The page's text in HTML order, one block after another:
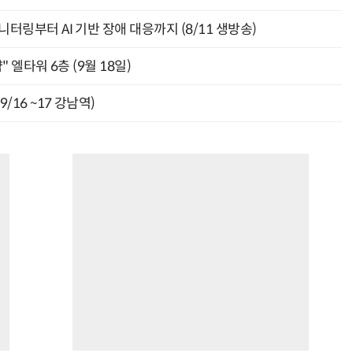
터링부터 AI 기반 장애 대응까지 (8/11 생방송)
" 엘타워 6층 (9월 18일)
16 ~17 강남역)